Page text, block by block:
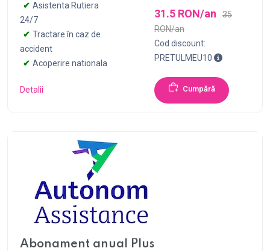
Asistenta Rutiera
24/7
Tractare în caz de
accident
Acoperire nationala
Detalii
31.5 RON/an
35
RON/an
Cod discount:
PRETULMEU10
Pentru
Cumpără
Abonament anual Plus